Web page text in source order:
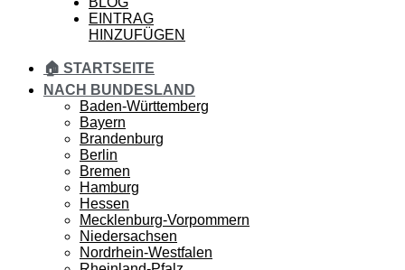
EINTRAG
HINZUFÜGEN
🏠 STARTSEITE
NACH BUNDESLAND
Baden-Württemberg
Bayern
Brandenburg
Berlin
Bremen
Hamburg
Hessen
Mecklenburg-Vorpommern
Niedersachsen
Nordrhein-Westfalen